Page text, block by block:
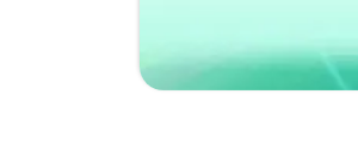
ประเทศ ประกอบด้วยส